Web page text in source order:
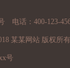
电话：400-123-
某某网站 版权所
号